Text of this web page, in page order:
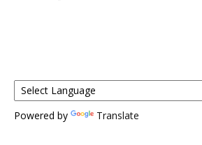
Powered by Translate